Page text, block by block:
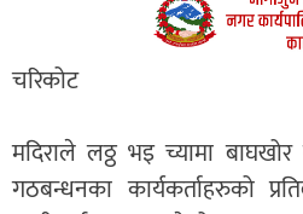
चरिकोट
मदिराले लठ्ठ भइ च्यामा
गठबन्धनका कार्यकर्ताहरुको